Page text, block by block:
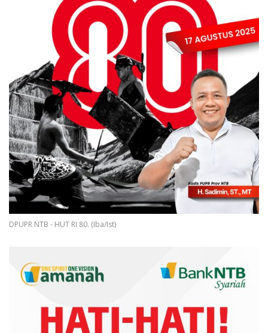
DPUPR NTB - HUT RI 80. (Iba/Ist)